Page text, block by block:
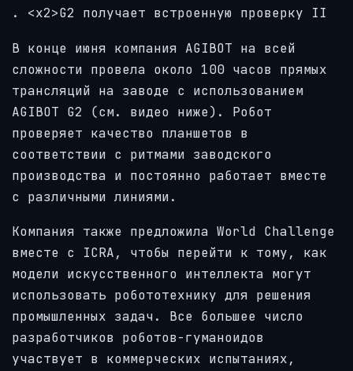
. <х2>G2 получает встроенную проверку II
В конце июня компания AGIBOT на всей
сложности провела около 100 часов прямых
трансляций на заводе с использованием
AGIBOT G2 (см. видео ниже). Робот
проверяет качество планшетов в
соответствии с ритмами заводского
производства и постоянно работает вместе
с различными линиями.
Компания также предложила World Challenge
вместе с ICRA, чтобы перейти к тому, как
модели искусственного интеллекта могут
использовать робототехнику для решения
промышленных задач. Все большее число
разработчиков роботов-гуманоидов
участвует в коммерческих испытаниях,